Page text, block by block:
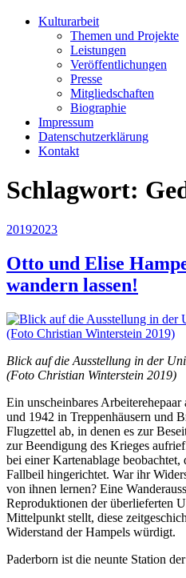
Kulturarbeit
Themen und Projekte
Leistungen
Veröffentlichungen
Presse
Mitgliedschaften
Biographie
Impressum
Datenschutzerklärung
Kontakt
Schlagwort:
Veröffentlicht
20192023
Otto und Elise
wandern lassen!
Blick auf die Ausstellung in der
(Foto Christian Winterstein 2019)
Ein unscheinbares
und 1942 in Treppenhäusern und
Flugzettel ab, in denen es zur
zur Beendigung des Krieges
bei einer Kartenablage
Fallbeil hingerichtet. War ihr
von ihnen lernen? Eine
Reproduktionen der überlieferten
Mittelpunkt stellt, diese
Widerstand der Hampels würdigt.
Paderborn ist die neunte Station